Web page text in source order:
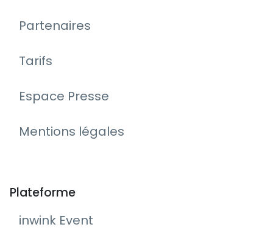
Partenaires
Tarifs
Espace Presse
Mentions légales
Plateforme
inwink Event